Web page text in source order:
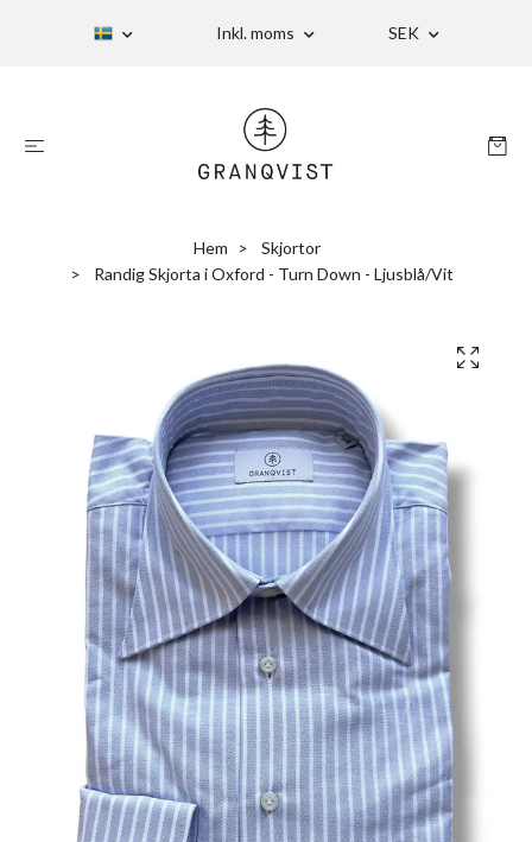
Inkl. moms SEK
Hem
Skjortor
Randig Skjorta i Oxford - Turn Down - Ljusblå/Vit